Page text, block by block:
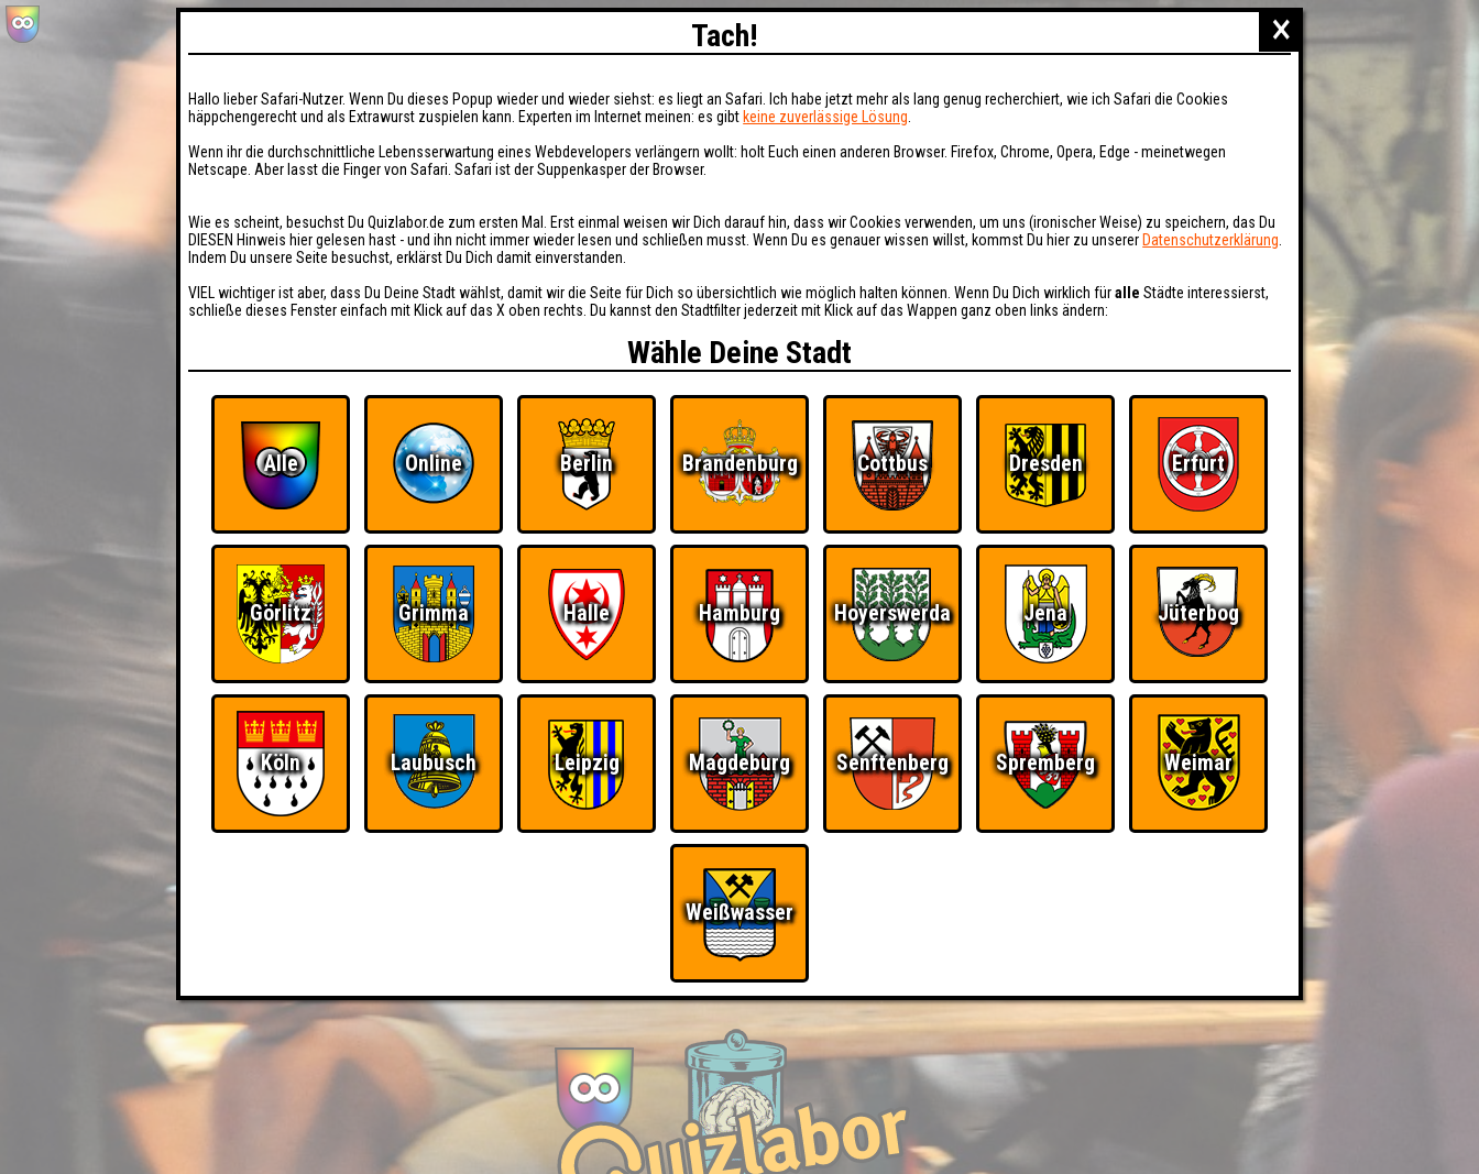
×
Tach!
Hallo lieber Safari-Nutzer. Wenn Du dieses Popup wieder und wieder siehst: es liegt an Safari. Ich habe jetzt mehr als lang genug recherchiert, wie ich Safari die Cookies
häppchengerecht und als Extrawurst zuspielen kann. Experten im Internet meinen: es gibt keine zuverlässige Lösung
Wenn ihr die durchschnittliche Lebensserwartung eines Webdevelopers verlängern wollt: holt Euch einen anderen Browser. Firefox, Chrome, Opera, Edge - meinetwegen
Netscape. Aber lasst die Finger von Safari. Safari ist der Suppenkasper der Browser.
Wie es scheint, besuchst Du Quizlabor.de zum ersten Mal. Erst einmal weisen wir Dich darauf hin, dass wir Cookies verwenden, um uns (ironischer Weise) zu speichern, das Du
DIESEN Hinweis hier gelesen hast - und ihn nicht immer wieder lesen und schließen musst. Wenn Du es genauer wissen willst, kommst Du hier zu unserer Datenschutzerklärung
Indem Du unsere Seite besuchst, erklärst Du Dich damit einverstanden.
VIEL wichtiger ist aber, dass Du Deine Stadt wählst, damit wir die Seite für Dich so übersichtlich wie möglich halten können. Wenn Du Dich wirklich füralle Städte interessierst,
schließe dieses Fenster einfach mit Klick auf das X oben rechts. Du kannst den Stadtfilter jederzeit mit Klick auf das Wappen ganz oben links ändern:
Wähle Deine Stadt
Alle Online Berlin Brandenburg Cottbus Dresden Erfurt
Görlitz Grimma Halle Hamburg Hoyerswerda Jena Jüterbog
Köln Laubusch Leipzig Magdeburg Senftenberg Spremberg Weimar
Weißwasser